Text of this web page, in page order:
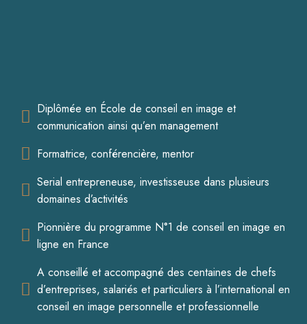
Diplômée en École de conseil en image et
communication ainsi qu’en management
Formatrice, conférencière, mentor
Serial entrepreneuse, investisseuse dans plusieurs
domaines d’activités
Pionnière du programme N°1 de conseil en image en
ligne en France
A conseillé et accompagné des centaines de chefs
d’entreprises, salariés et particuliers à l’international en
conseil en image personnelle et professionnelle